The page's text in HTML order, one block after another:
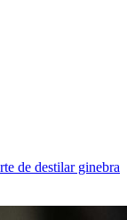
de destilar ginebra